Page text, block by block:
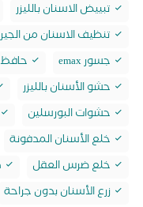
تبييض الاسنان بالليزر
تنظيف الاسنان من الجير
جسور emax
حشو الأسنان بالليزر
حشوات البورسلين
خلع الأسنان المدفونة
خلع ضرس العقل
زرع الأسنان بدون جراحة